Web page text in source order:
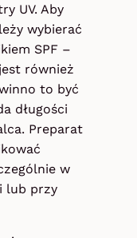
UV. Aby
wybierać
SPF –
również
to być
długości
Preparat
w
lub przy